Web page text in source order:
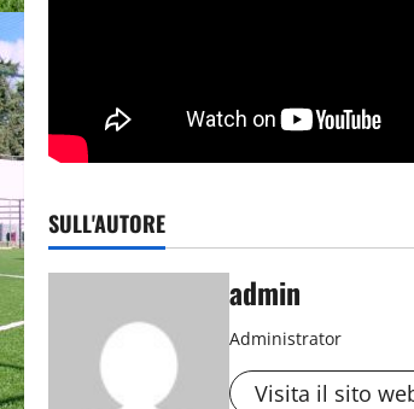
SULL'AUTORE
admin
Administrator
Visita il sito